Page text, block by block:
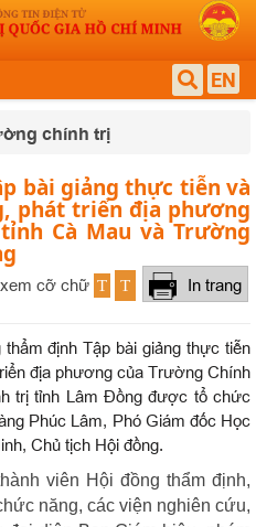
EN
chính trị
bài giảng thực tiễn và
phát triển địa phương
Cà Mau và Trường
xem cỡ chữ T T In trang
định Tập bài giảng thực tiễn
địa phương của Trường Chính
trị tỉnh Lâm Đồng được tổ chức
Phúc Lâm, Phó Giám đốc Học
Chủ tịch Hội đồng.
viên Hội đồng thẩm định,
năng, các viện nghiên cứu,